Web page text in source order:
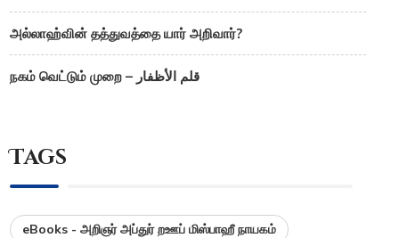
அல்லாஹ்வின் தத்துவத்தை யார் அறிவார்?
நகம் வெட்டும் முறை – قلم الأظفار
Tags
eBooks - அறிஞர் அப்துர் றஊப் மிஸ்பாஹீ நாயகம்